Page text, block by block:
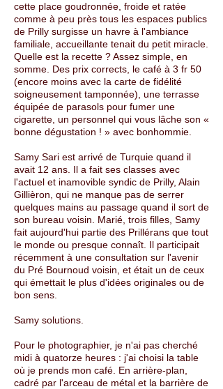
cette place goudronnée, froide et ratée
comme à peu près tous les espaces publics
de Prilly surgisse un havre à l'ambiance
familiale, accueillante tenait du petit miracle.
Quelle est la recette ? Assez simple, en
somme. Des prix corrects, le café à 3 fr 50
(encore moins avec la carte de fidélité
soigneusement tamponnée), une terrasse
équipée de parasols pour fumer une
cigarette, un personnel qui vous lâche son «
bonne dégustation ! » avec bonhommie.
Samy Sari est arrivé de Turquie quand il
avait 12 ans. Il a fait ses classes avec
l'actuel et inamovible syndic de Prilly, Alain
Gillièron, qui ne manque pas de serrer
quelques mains au passage quand il sort de
son bureau voisin. Marié, trois filles, Samy
fait aujourd'hui partie des Prillérans que tout
le monde ou presque connaît. Il participait
récemment à une consultation sur l'avenir
du Pré Bournoud voisin, et était un de ceux
qui émettait le plus d'idées originales ou de
bon sens.
Samy solutions.
Pour le photographier, je n'ai pas cherché
midi à quatorze heures : j'ai choisi la table
où je prends mon café. En arrière-plan,
cadré par l'arceau de métal et la barrière de